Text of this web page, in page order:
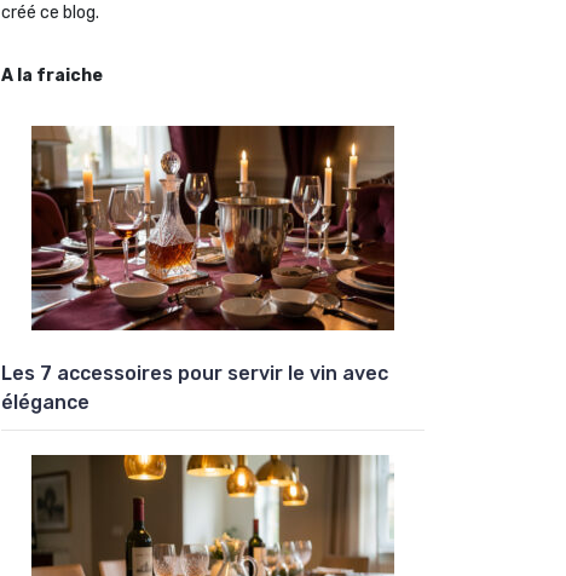
créé ce blog.
A la fraiche
Les 7 accessoires pour servir le vin avec
élégance